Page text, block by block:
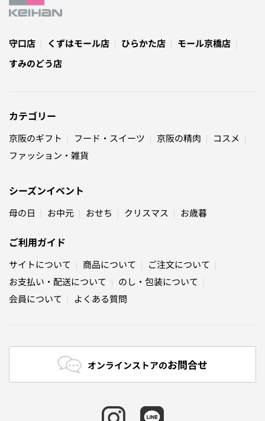
守口店 くずはモール店 ひらかた店
モール京橋店
すみのどう店
カテゴリー
京阪のギフト フード・スイーツ 京阪の精肉
コスメ
ファッション・雑貨
シーズンイベント
母の日 お中元 おせち クリスマス お歳暮
ご利用ガイド
サイトについて 商品について
ご注文について
お支払い・配送について
のし・包装について
会員について
よくある質問
オンラインストアのお問合せ